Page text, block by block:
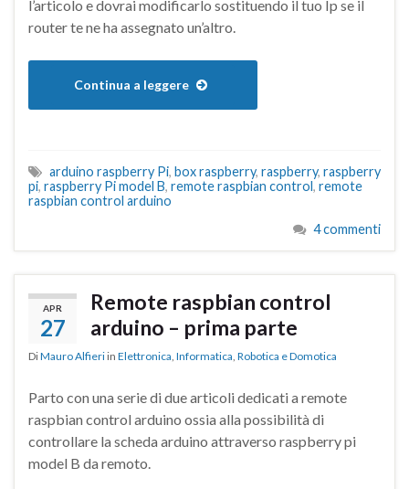
l’articolo e dovrai modificarlo sostituendo il tuo Ip se il
router te ne ha assegnato un’altro.
Continua a leggere
arduino raspberry Pi, box raspberry, raspberry, raspberry
pi, raspberry Pi model B, remote raspbian control, remote
raspbian control arduino
4 commenti
APR
27
Remote raspbian control
arduino – prima parte
DiMauro Alfieri in Elettronica Informatica Robotica e Domotica
Parto con una serie di due articoli dedicati a remote
raspbian control arduino ossia alla possibilità di
controllare la scheda arduino attraverso raspberry pi
model B da remoto.